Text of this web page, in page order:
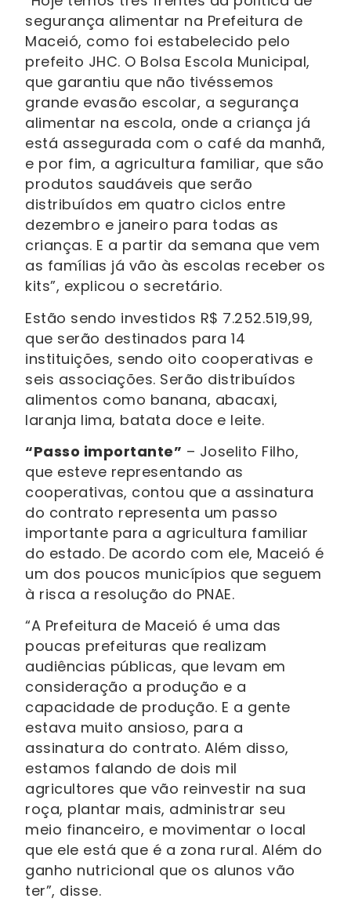
segurança alimentar na Prefeitura de
Maceió, como foi estabelecido pelo
prefeito JHC. O Bolsa Escola Municipal,
que garantiu que não tivéssemos
grande evasão escolar, a segurança
alimentar na escola, onde a criança já
está assegurada com o café da manhã,
e por fim, a agricultura familiar, que são
produtos saudáveis que serão
distribuídos em quatro ciclos entre
dezembro e janeiro para todas as
crianças. E a partir da semana que vem
as famílias já vão às escolas receber os
kits”, explicou o secretário.
Estão sendo investidos R$ 7.252.519,99,
que serão destinados para 14
instituições, sendo oito cooperativas e
seis associações. Serão distribuídos
alimentos como banana, abacaxi,
laranja lima, batata doce e leite.
“Passo importante” – Joselito Filho,
que esteve representando as
cooperativas, contou que a assinatura
do contrato representa um passo
importante para a agricultura familiar
do estado. De acordo com ele, Maceió é
um dos poucos municípios que seguem
à risca a resolução do PNAE.
“A Prefeitura de Maceió é uma das
poucas prefeituras que realizam
audiências públicas, que levam em
consideração a produção e a
capacidade de produção. E a gente
estava muito ansioso, para a
assinatura do contrato. Além disso,
estamos falando de dois mil
agricultores que vão reinvestir na sua
roça, plantar mais, administrar seu
meio financeiro, e movimentar o local
que ele está que é a zona rural. Além do
ganho nutricional que os alunos vão
ter”, disse.